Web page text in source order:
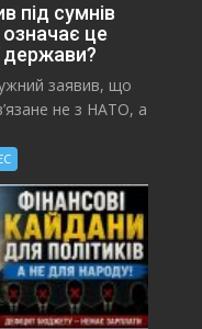
під сумнів
це
держави?
заявив, що
не з НАТО, а